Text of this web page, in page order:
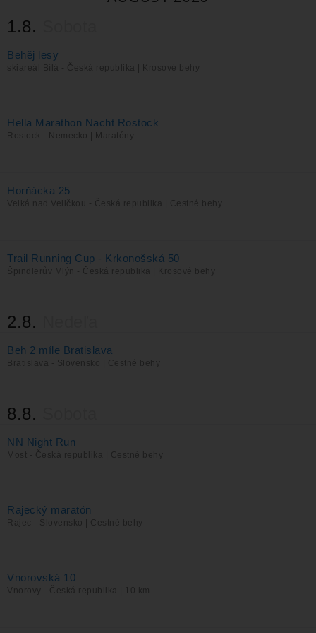
1.8.
Behěj lesy
skiareál Bílá - Česká republika | Krosové behy
Hella Marathon Nacht Rostock
Rostock - Nemecko | Maratóny
Horňácka 25
Velká nad Veličkou - Česká republika | Cestné behy
Trail Running Cup - Krkonošská 50
Špindlerův Mlýn - Česká republika | Krosové behy
2.8.
Beh 2 míle Bratislava
Bratislava - Slovensko | Cestné behy
8.8.
NN Night Run
Most - Česká republika | Cestné behy
Rajecký maratón
Rajec - Slovensko | Cestné behy
Vnorovská 10
Vnorovy - Česká republika | 10 km